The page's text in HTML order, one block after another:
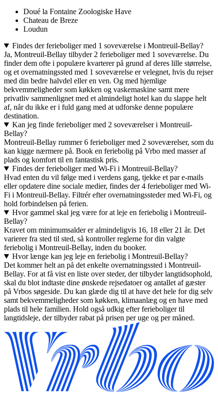
Doué la Fontaine Zoologiske Have
Chateau de Breze
Loudun
Findes der ferieboliger med 1 soveværelse i Montreuil-Bellay?
Ja, Montreuil-Bellay tilbyder 2 ferieboliger med 1 soveværelse. Du
finder dem ofte i populære kvarterer på grund af deres lille størrelse,
og et overnatningssted med 1 soveværelse er velegnet, hvis du rejser
med din bedre halvdel eller en ven. Og med hjemlige
bekvemmeligheder som køkken og vaskemaskine samt mere
privatliv sammenlignet med et almindeligt hotel kan du slappe helt
af, når du ikke er i fuld gang med at udforske denne populære
destination.
Kan jeg finde ferieboliger med 2 soveværelser i Montreuil-
Bellay?
Montreuil-Bellay rummer 6 ferieboliger med 2 soveværelser, som du
kan kigge nærmere på. Book en feriebolig på Vrbo med masser af
plads og komfort til en fantastisk pris.
Findes der ferieboliger med Wi-Fi i Montreuil-Bellay?
Hvad enten du vil følge med i verdens gang, tjekke et par e-mails
eller opdatere dine sociale medier, findes der 4 ferieboliger med Wi-
Fi i Montreuil-Bellay. Filtrér efter overnatningssteder med Wi-Fi, og
hold forbindelsen på ferien.
Hvor gammel skal jeg være for at leje en feriebolig i Montreuil-
Bellay?
Kravet om minimumsalder er almindeligvis 16, 18 eller 21 år. Det
varierer fra sted til sted, så kontroller reglerne for din valgte
feriebolig i Montreuil-Bellay, inden du booker.
Hvor længe kan jeg leje en feriebolig i Montreuil-Bellay?
Det kommer helt an på det enkelte overnatningssted i Montreuil-
Bellay. For at få vist en liste over steder, der tilbyder langtidsophold,
skal du blot indtaste dine ønskede rejsedatoer og antallet af gæster
på Vrbos søgeside. Du kan glæde dig til at have det hele for dig selv
samt bekvemmeligheder som køkken, klimaanlæg og en have med
plads til hele familien. Hold også udkig efter ferieboliger til
langtidsleje, der tilbyder rabat på prisen per uge og per måned.